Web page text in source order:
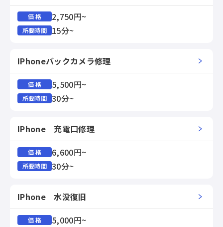
価 格 2,750円~
所要時間 15分~
IPhoneバックカメラ修理
価 格 5,500円~
所要時間 30分~
IPhone 充電口修理
価 格 6,600円~
所要時間 30分~
IPhone 水没復旧
価 格 5,000円~